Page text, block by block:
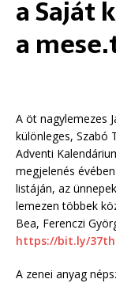
a Saját
a
A öt nagylemezes
különleges, Szabó
Adventi
megjelenés
listáján, az
lemezen többek
Bea, Ferenczi
https://bit.ly/
A zenei anyag